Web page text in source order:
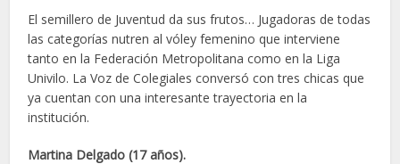
El semillero de Juventud da sus frutos… Jugadoras de todas
las categorías nutren al vóley femenino que interviene
tanto en la Federación Metropolitana como en la Liga
Univilo. La Voz de Colegiales conversó con tres chicas que
ya cuentan con una interesante trayectoria en la
institución.
Martina Delgado (17 años).